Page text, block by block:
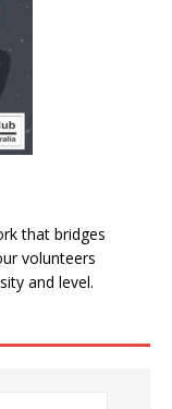
that bridges
volunteers
and level.